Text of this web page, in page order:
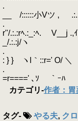
. !:/
__ /::::::小Vツ ,
.
r''/.:.:rﾍ.:_:ﾍ. V__j .,
_/.:.:j/ヽ 第三
. _,. --
: } } ヽl｀::r=' O/
. ,rf´: : :
=r====' ､ｿ ｀ｰ
カテゴリ-作者：
タグ- やる夫, ク